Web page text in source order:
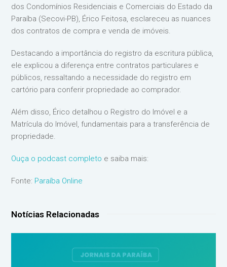
dos Condomínios Residenciais e Comerciais do Estado da
Paraíba (Secovi-PB), Érico Feitosa, esclareceu as nuances
dos contratos de compra e venda de imóveis.
Destacando a importância do registro da escritura pública,
ele explicou a diferença entre contratos particulares e
públicos, ressaltando a necessidade do registro em
cartório para conferir propriedade ao comprador.
Além disso, Érico detalhou o Registro do Imóvel e a
Matrícula do Imóvel, fundamentais para a transferência de
propriedade.
Ouça o podcast completo e saiba mais:
Fonte: Paraíba Online
Notícias Relacionadas